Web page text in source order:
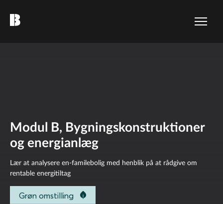
Modul B, Bygningskonstruktioner
og energianlæg
Lær at analysere en-familebolig med henblik på at rådgive om
rentable energitiltag
Grøn omstilling